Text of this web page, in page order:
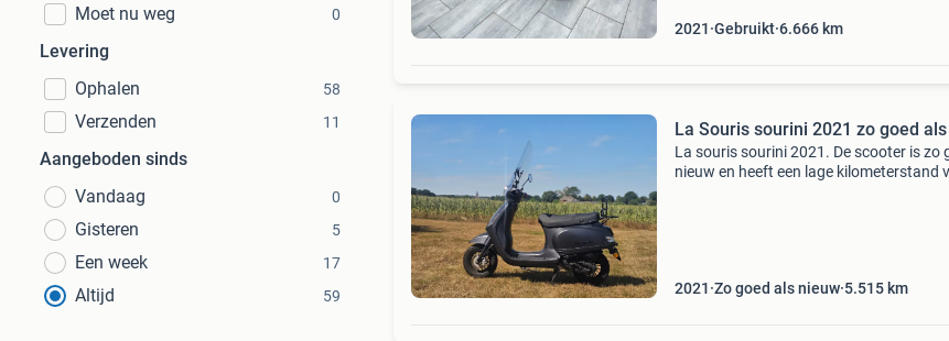
Moet nu weg
0
Levering
Ophalen
58
Verzenden 11
Aangeboden sinds
Vandaag
0
Gisteren 5
Een week 17
Altijd 59
2021 Gebruikt 6.666 km
La Souris sourini 2021 zo goed
La souris sourini 2021. De scooter is zo
nieuw en heeft een lage kilometerstand
2021 Zo goed als nieuw 5.515 km